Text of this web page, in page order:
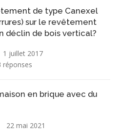
de type Canexel
sur le revêtement
déclin de bois vertical?
1 juillet 2017
réponses
en brique avec du
22 mai 2021